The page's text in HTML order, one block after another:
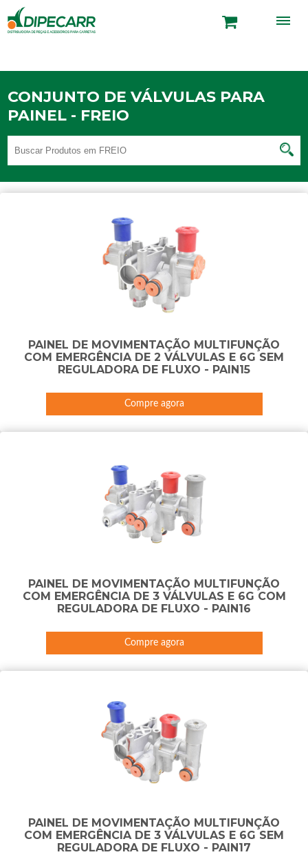
CONJUNTO DE VÁLVULAS PARA
PAINEL - FREIO
PAINEL DE MOVIMENTAÇÃO MULTIFUNÇÃO
COM EMERGÊNCIA DE 2 VÁLVULAS E 6G SEM
REGULADORA DE FLUXO - PAIN15
Compre agora
PAINEL DE MOVIMENTAÇÃO MULTIFUNÇÃO
COM EMERGÊNCIA DE 3 VÁLVULAS E 6G COM
REGULADORA DE FLUXO - PAIN16
Compre agora
PAINEL DE MOVIMENTAÇÃO MULTIFUNÇÃO
COM EMERGÊNCIA DE 3 VÁLVULAS E 6G SEM
REGULADORA DE FLUXO - PAIN17